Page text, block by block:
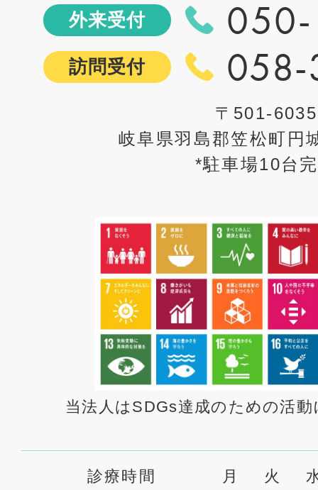
外来受付
訪問受付 058-
〒501-6035
岐阜県羽島郡笠松町円
*駐車場10台
当法人はSDGs達成のための活
診療時間 月 火